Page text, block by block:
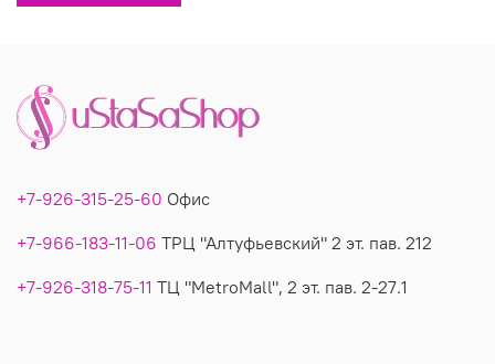
+7-926-315-25-60 Офис
+7-966-183-11-06 ТРЦ "Алтуфьевский" 2 эт. пав. 212
+7-926-318-75-11 ТЦ "MetroMall", 2 эт. пав. 2-27.1